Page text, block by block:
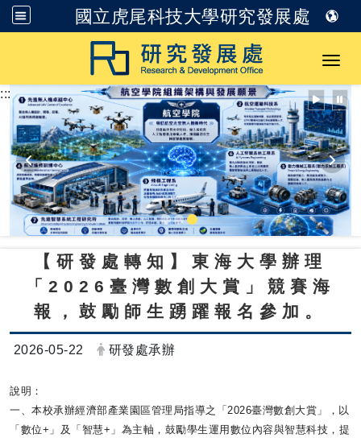
國立虎尾科技大學研究發展處
跳到主要內容
:::
【研發處轉知】東海大學辦理
「2026臺灣數創大賞」競賽海
報，鼓勵師生踴躍報名參加。
日期：
2026-05-22 發布者：
研發處承辦
說明：
一、本校承辦經濟部產業園區管理局指導之「2026臺灣數創大賞」，以
「數位+」及「智慧+」為主軸， 鼓勵學生運用數位內容與智慧科技， 提